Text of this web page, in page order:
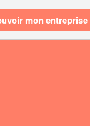
mon entreprise